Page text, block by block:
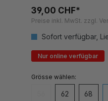
39,00 CHF*
Preise inkl. MwSt. zzgl.
Sofort verfügbar,
Nur online verfügbar
Grösseauswählen
(Diese Option ist
62 68